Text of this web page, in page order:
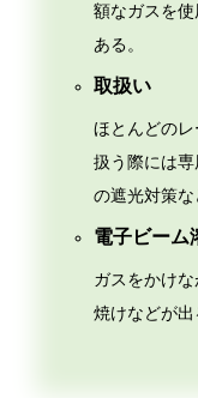
額なガスを
ある。
取扱い
ほとんどの
扱う際には
の遮光対策な
電子ビーム
ガスをかけ
焼けなどが出